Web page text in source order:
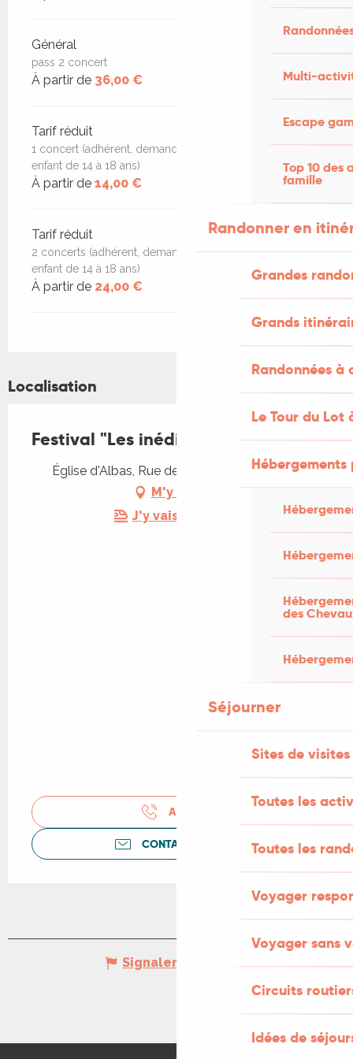
Multi-
Escape
Top 10 des
famille
Randonner en
Grandes
Grands
Randonnées
Le Tour du Lot
des
Séjourner
Sites de visites
Toutes les
Toutes les
Voyager
Voyager sans
Circuits
Idées de
Général
pass 2 concert
À partir de 36,00 €
Tarif réduit
1 concert (adhérent, demandeur d'emploi, étudiant,
enfant de 14 à 18 ans)
À partir de 14,00 €
Tarif réduit
2 concerts (adhérent, demandeur d'emploi, étudiant,
enfant de 14 à 18 ans)
À partir de 24,00 €
Localisation
Festival "Les inédits"
Église d'Albas, Rue de l'Église, 46140 Albas
M'y rendre
J'y vais en train !
APPELER
CONTACTEZ-NOUS
Signaler une erreur